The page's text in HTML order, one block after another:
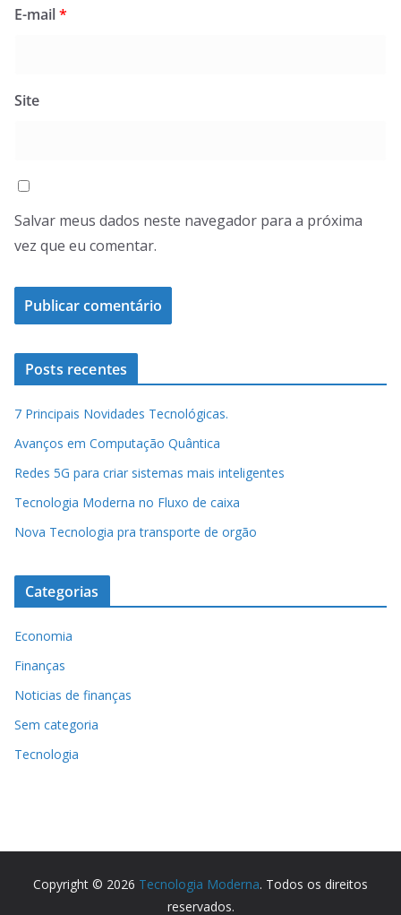
E-mail*
Site
Salvar meus dados neste navegador para a próxima
vez que eu comentar.
Posts recentes
7 Principais Novidades Tecnológicas.
Avanços em Computação Quântica
Redes 5G para criar sistemas mais inteligentes
Tecnologia Moderna no Fluxo de caixa
Nova Tecnologia pra transporte de orgão
Categorias
Economia
Finanças
Noticias de finanças
Sem categoria
Tecnologia
Copyright © 2026 Tecnologia Moderna. Todos os direitos
reservados.